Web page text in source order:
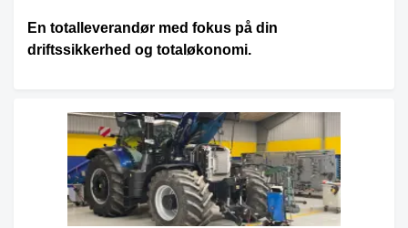
En totalleverandør med fokus på din
driftssikkerhed og totaløkonomi.